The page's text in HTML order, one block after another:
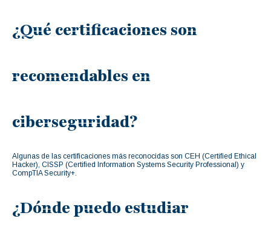
¿Qué certificaciones son
recomendables en
ciberseguridad?
Algunas de las certificaciones más reconocidas son CEH (Certified Ethical
Hacker), CISSP (Certified Information Systems Security Professional) y
CompTIA Security+.
¿Dónde puedo estudiar